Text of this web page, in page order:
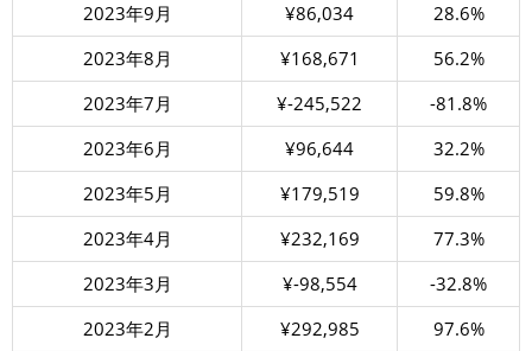
2023年9月
¥86,034
28.6%
2023年8月
¥168,671
56.2%
2023年7月
¥-245,522
-81.8%
2023年6月
¥96,644
32.2%
2023年5月
¥179,519
59.8%
2023年4月
¥232,169
77.3%
2023年3月
¥-98,554
-32.8%
2023年2月
¥292,985
97.6%